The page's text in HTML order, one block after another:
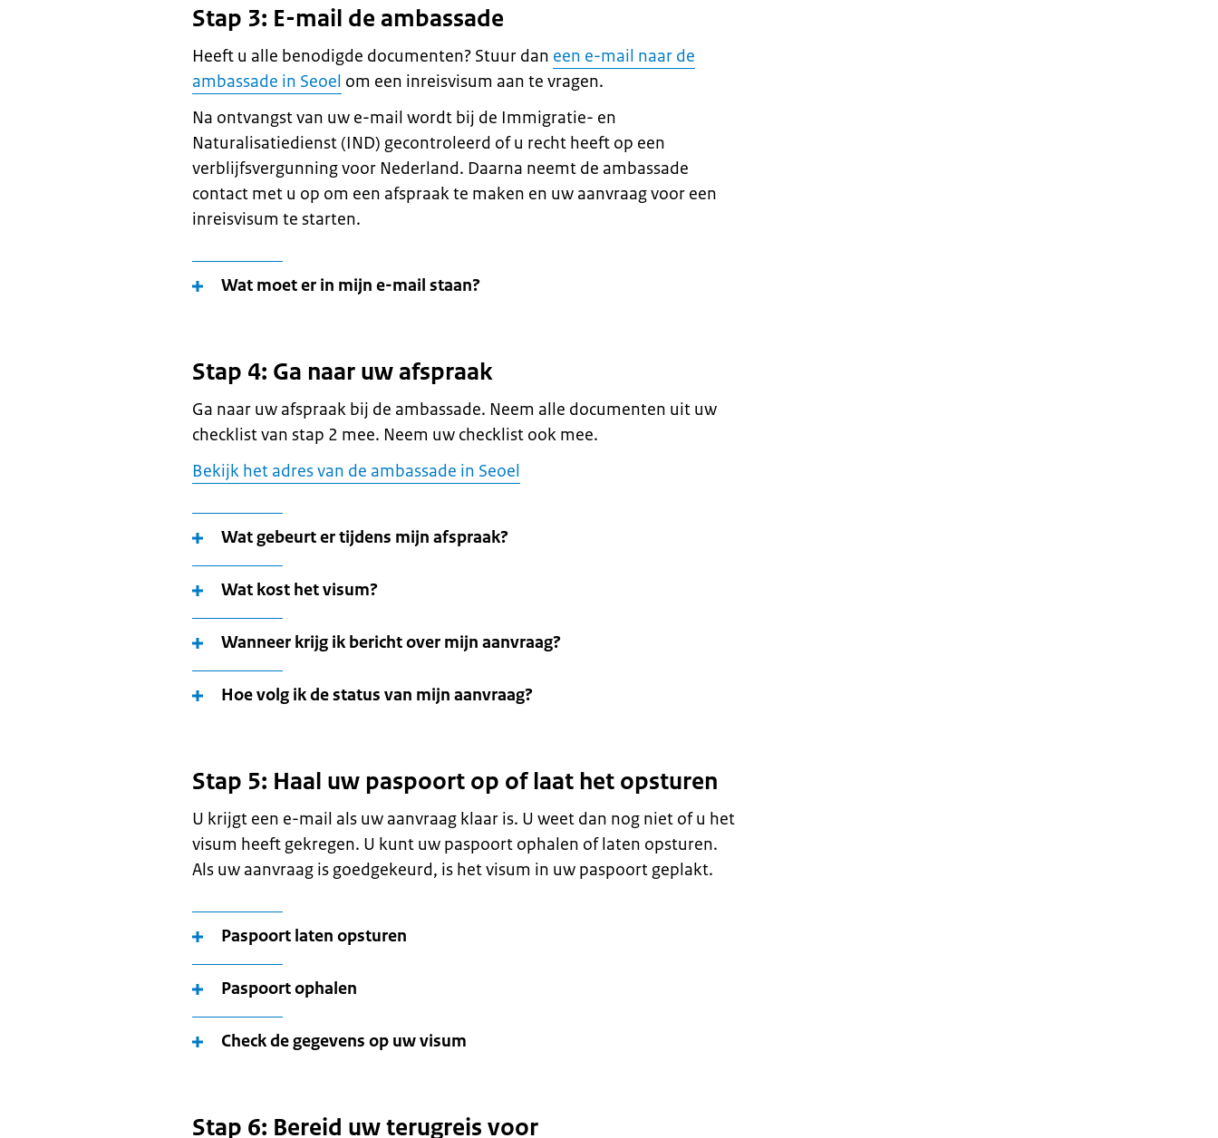
Stap 3: E-mail de ambassade
Heeft u alle benodigde documenten? Stuur dan een e-mail naar de
ambassade in Seoel om een inreisvisum aan te vragen.
Na ontvangst van uw e-mail wordt bij de Immigratie- en
Naturalisatiedienst (IND) gecontroleerd of u recht heeft op een
verblijfsvergunning voor Nederland. Daarna neemt de ambassade
contact met u op om een afspraak te maken en uw aanvraag voor een
inreisvisum te starten.
Wat moet er in mijn e-mail staan?
Stap 4: Ga naar uw afspraak
Ga naar uw afspraak bij de ambassade. Neem alle documenten uit uw
checklist van stap 2 mee. Neem uw checklist ook mee.
Bekijk het adres van de ambassade in Seoel
Wat gebeurt er tijdens mijn afspraak?
Wat kost het visum?
Wanneer krijg ik bericht over mijn aanvraag?
Hoe volg ik de status van mijn aanvraag?
Stap 5: Haal uw paspoort op of laat het opsturen
U krijgt een e-mail als uw aanvraag klaar is. U weet dan nog niet of u het
visum heeft gekregen. U kunt uw paspoort ophalen of laten opsturen.
Als uw aanvraag is goedgekeurd, is het visum in uw paspoort geplakt.
Paspoort laten opsturen
Paspoort ophalen
Check de gegevens op uw visum
Stap 6: Bereid uw terugreis voor